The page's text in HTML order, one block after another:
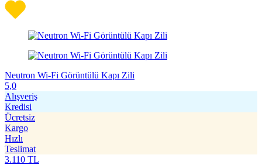
Neutron Wi-Fi Görüntülü Kapı Zili
5,0
Alışveriş
Kredisi
Ücretsiz
Kargo
Hızlı
Teslimat
3.110 TL